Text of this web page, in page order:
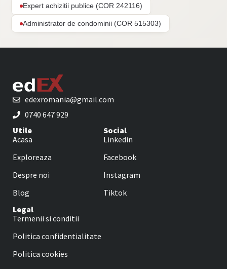
Expert achizitii publice (COR 242116)
Administrator de condominii (COR 515303)
edexromania@gmail.com
0740 647 929
Utile
Acasa
Exploreaza
Despre noi
Blog
Social
Linkedin
Facebook
Instagram
Tiktok
Legal
Termenii si conditii
Politica confidentialitate
Politica cookies